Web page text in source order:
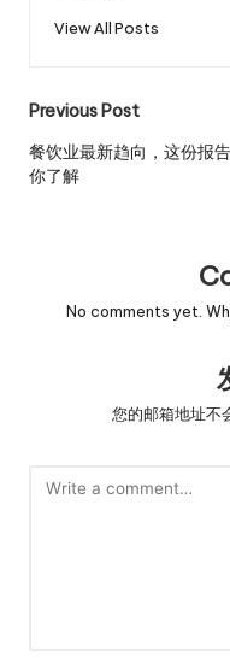
View All Posts
Post
navigation
Previous Post
餐饮业最新趋向，这份报
你了解
No comments yet.
您的邮箱地址不